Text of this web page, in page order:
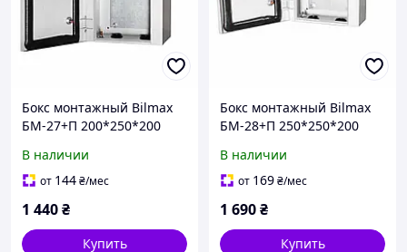
Бокс монтажный Bilmax
БМ-27+П 200*250*200
монтажной панелью
(металлический шкаф)
В наличии
от 144₴/мес
1 440₴
Купить
Бокс монтажный Bilmax
БМ-28+П 250*250*200
монтажной панелью
(металлический шкаф)
В наличии
от 169₴/мес
1 690₴
Купить